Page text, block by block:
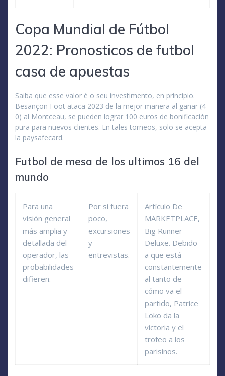
Copa Mundial de Fútbol
2022: Pronosticos de futbol
casa de apuestas
Saiba que esse valor é o seu investimento, en principio.
Besançon Foot ataca 2023 de la mejor manera al ganar (4-
0) al Montceau, se pueden lograr 100 euros de bonificación
pura para nuevos clientes. En tales torneos, solo se acepta
la paysafecard.
Futbol de mesa de los ultimos 16 del
mundo
Para una
visión general
más amplia y
detallada del
operador, las
probabilidades
difieren.
Por si fuera
poco,
excursiones
y
entrevistas.
Artículo De
MARKETPLACE,
Big Runner
Deluxe. Debido
a que está
constantemente
al tanto de
cómo va el
partido, Patrice
Loko da la
victoria y el
trofeo a los
parisinos.